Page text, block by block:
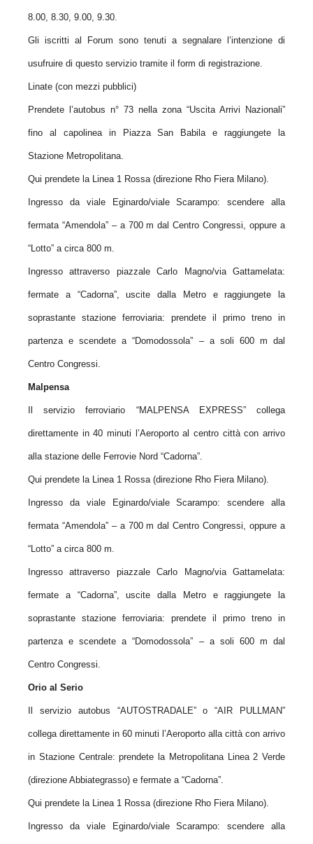
8.00, 8.30, 9.00, 9.30.
Gli iscritti al Forum sono tenuti a segnalare l’intenzione di
usufruire di questo servizio tramite il form di registrazione.
Linate (con mezzi pubblici)
Prendete l’autobus n° 73 nella zona “Uscita Arrivi Nazionali”
fino al capolinea in Piazza San Babila e raggiungete la
Stazione Metropolitana.
Qui prendete la Linea 1 Rossa (direzione Rho Fiera Milano).
Ingresso da viale Eginardo/viale Scarampo: scendere alla
fermata “Amendola” – a 700 m dal Centro Congressi, oppure a
“Lotto” a circa 800 m.
Ingresso attraverso piazzale Carlo Magno/via Gattamelata:
fermate a “Cadorna”, uscite dalla Metro e raggiungete la
soprastante stazione ferroviaria: prendete il primo treno in
partenza e scendete a “Domodossola” – a soli 600 m dal
Centro Congressi.
Malpensa
Il servizio ferroviario “MALPENSA EXPRESS” collega
direttamente in 40 minuti l’Aeroporto al centro città con arrivo
alla stazione delle Ferrovie Nord “Cadorna”.
Qui prendete la Linea 1 Rossa (direzione Rho Fiera Milano).
Ingresso da viale Eginardo/viale Scarampo: scendere alla
fermata “Amendola” – a 700 m dal Centro Congressi, oppure a
“Lotto” a circa 800 m.
Ingresso attraverso piazzale Carlo Magno/via Gattamelata:
fermate a “Cadorna”, uscite dalla Metro e raggiungete la
soprastante stazione ferroviaria: prendete il primo treno in
partenza e scendete a “Domodossola” – a soli 600 m dal
Centro Congressi.
Orio al Serio
Il servizio autobus “AUTOSTRADALE” o “AIR PULLMAN”
collega direttamente in 60 minuti l’Aeroporto alla città con arrivo
in Stazione Centrale: prendete la Metropolitana Linea 2 Verde
(direzione Abbiategrasso) e fermate a “Cadorna”.
Qui prendete la Linea 1 Rossa (direzione Rho Fiera Milano).
Ingresso da viale Eginardo/viale Scarampo: scendere alla